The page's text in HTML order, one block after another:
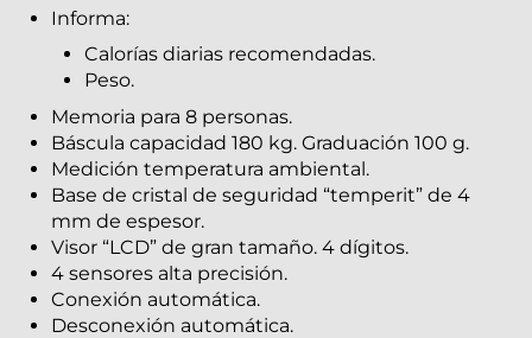
Informa:
Calorías diarias recomendadas.
Peso.
Memoria para 8 personas.
Báscula capacidad 180 kg. Graduación 100 g.
Medición temperatura ambiental.
Base de cristal de seguridad “temperit” de 4
mm de espesor.
Visor “LCD” de gran tamaño. 4 dígitos.
4 sensores alta precisión.
Conexión automática.
Desconexión automática.